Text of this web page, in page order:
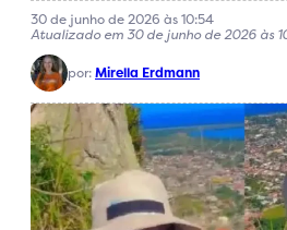
30 de junho de 2026 às 10:54
Atualizado em 30 de junho de 2026 às
por:Mirella Erdmann